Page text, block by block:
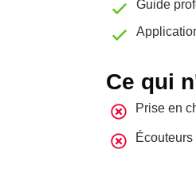
Guide
Ce qui
Prise en